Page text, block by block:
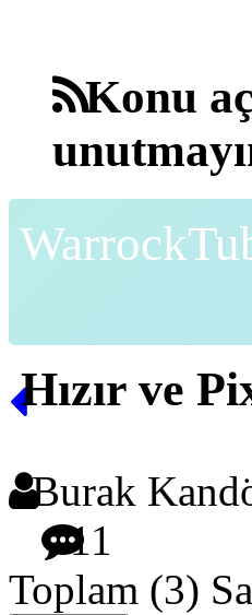
Konu
Hızır ve
Burak
11
Toplam (3)